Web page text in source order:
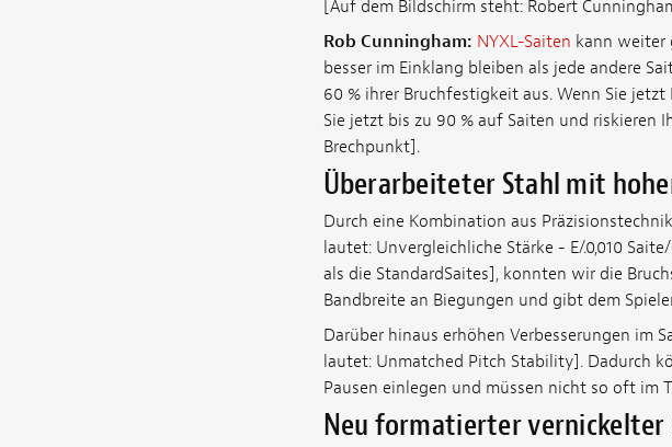
[Auf dem Bildschirm steht: Robert
Rob Cunningham: NYXL-Saiten kann weiter
besser im Einklang bleiben als jede andere
60 % ihrer Bruchfestigkeit aus. Wenn Sie
Sie jetzt bis zu 90 % auf Saiten und
Brechpunkt].
Überarbeiteter Stahl mit
Durch eine Kombination aus
lautet: Unvergleichliche Stärke - E/.0,010
als die StandardSaites], konnten wir die
Bandbreite an Biegungen und gibt dem
Darüber hinaus erhöhen Verbesserungen im
lautet: Unmatched Pitch Stability]. Dadurch
Pausen einlegen und müssen nicht so oft im
Neu formatierter vernickelter